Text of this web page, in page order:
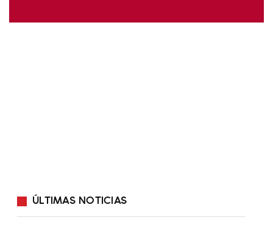
ÚLTIMAS NOTICIAS